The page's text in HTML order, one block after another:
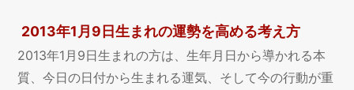
2013年1月9日生まれの運勢を高める考え方
2013年1月9日生まれの方は、生年月日から導かれる本
質、今日の日付から生まれる運気、そして今の行動が重